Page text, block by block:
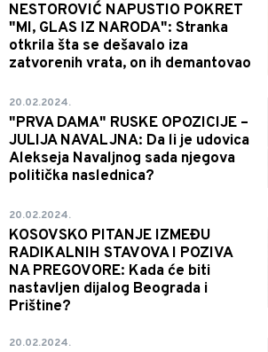
NESTOROVIĆ NAPUSTIO POKRET
"MI, GLAS IZ NARODA": Stranka
otkrila šta se dešavalo iza
zatvorenih vrata, on ih demantovao
20.02.2024.
"PRVA DAMA" RUSKE OPOZICIJE –
JULIJA NAVALJNA: Da li je udovica
Alekseja Navaljnog sada njegova
politička naslednica?
20.02.2024.
KOSOVSKO PITANJE IZMEĐU
RADIKALNIH STAVOVA I POZIVA
NA PREGOVORE: Kada će biti
nastavljen dijalog Beograda i
Prištine?
20.02.2024.